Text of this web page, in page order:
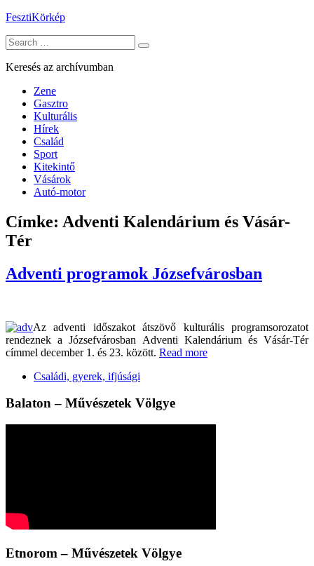
Skip
content
FesztiKörkép
Search
for:
Keresés az archívumban
Zene
Gasztro
Kulturális
Hírek
Család
Sport
Kitekintő
Vásárok
Autó-motor
Címke: Adventi Kalendárium és Vásár-
Tér
Adventi programok Józsefvárosban
Az adventi időszakot átszövő kulturális programsorozatot
rendeznek a Józsefvárosban Adventi Kalendárium és Vásár-Tér
címmel december 1. és 23. között. Read more
Családi, gyerek, ifjúsági
Balaton – Művészetek Völgye
Etnorom – Művészetek Völgye